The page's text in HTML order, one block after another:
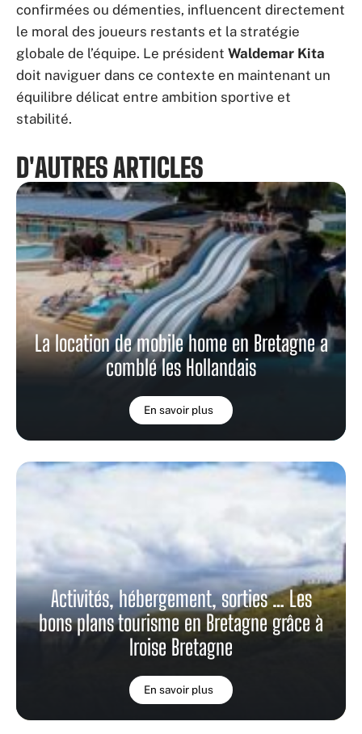
confirmées ou démenties, influencent directement
le moral des joueurs restants et la stratégie
globale de l’équipe. Le président Waldemar Kita
doit naviguer dans ce contexte en maintenant un
équilibre délicat entre ambition sportive et
stabilité.
D'AUTRES ARTICLES
La location de mobile home en Bretagne a
comblé les Hollandais
En savoir plus
Activités, hébergement, sorties … Les
bons plans tourisme en Bretagne grâce à
Iroise Bretagne
En savoir plus